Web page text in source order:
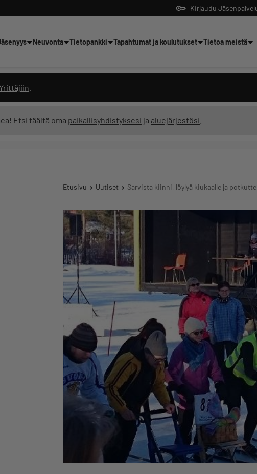
Kirjaudu
Neuvonta Tietopankki Tapahtumat ja koulutukset Tietoa meistä
Yrittäjiin
Etsi täältä oma paikallisyhdistyksesi ja aluejärjestösi
Etusivu Uutiset Sarvista kiinni, löylyä kiukaalle ja
suoraan Yrittäjien tekoälyltä